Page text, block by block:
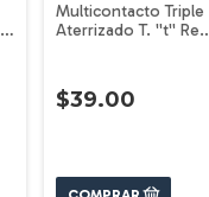
Multicontacto Triple
Aterrizado T. ''t'' Ref.
$39.00